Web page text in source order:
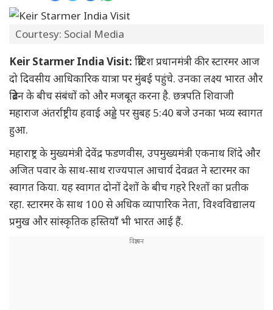
Courtesy: Social Media
Keir Starmer India Visit: ब्रिटिश प्रधानमंत्री कीर स्टारमर आज
दो दिवसीय आधिकारिक यात्रा पर मुंबई पहुंचे. उनका लक्ष्य भारत और
ब्रिटेन के बीच संबंधों को और मजबूत करना है. छत्रपति शिवाजी
महाराज अंतर्राष्ट्रीय हवाई अड्डे पर सुबह 5:40 बजे उनका भव्य स्वागत
हुआ.
महाराष्ट्र के मुख्यमंत्री देवेंद्र फडणवीस, उपमुख्यमंत्री एकनाथ शिंदे और
अजित पवार के साथ-साथ राज्यपाल आचार्य देवव्रत ने स्टारमर का
स्वागत किया. यह स्वागत दोनों देशों के बीच गहरे रिश्तों का प्रतीक
रहा. स्टारमर के साथ 100 से अधिक व्यापारिक नेता, विश्वविद्यालय
प्रमुख और सांस्कृतिक हस्तियाँ भी भारत आई हैं.